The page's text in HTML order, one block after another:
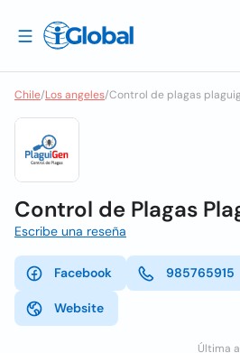
Chile/Los angeles/Control de plagas
Control de Plagas
Escribe una reseña
Facebook 985765915
Website
Última